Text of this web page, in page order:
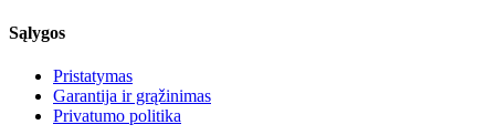
Sąlygos
Pristatymas
Garantija ir grąžinimas
Privatumo politika